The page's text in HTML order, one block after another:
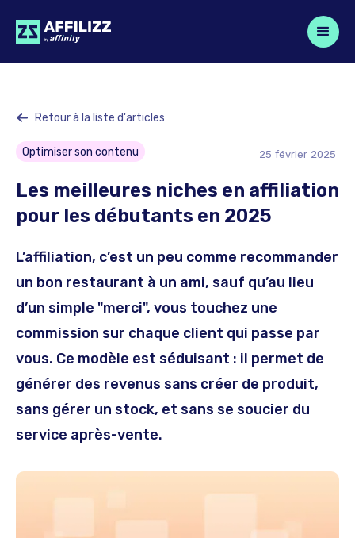
Retour à la liste d'articles
Optimiser son contenu 25 février 2025
Les meilleures niches en affiliation
pour les débutants en 2025
L’affiliation, c’est un peu comme recommander
un bon restaurant à un ami, sauf qu’au lieu
d’un simple "merci", vous touchez une
commission sur chaque client qui passe par
vous. Ce modèle est séduisant : il permet de
générer des revenus sans créer de produit,
sans gérer un stock, et sans se soucier du
service après-vente.